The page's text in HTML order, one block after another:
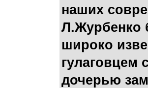
наших
Л.Журбенко
широко
дочерью